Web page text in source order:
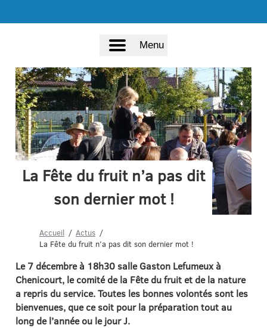
Menu
La Fête du fruit n’a pas dit
son dernier mot !
Accueil
Actus
La Fête du fruit n’a pas dit son dernier mot !
Le 7 décembre à 18h30 salle Gaston Lefumeux à
Chenicourt, le comité de la Fête du fruit et de la nature
a repris du service. Toutes les bonnes volontés sont les
bienvenues, que ce soit pour la préparation tout au
long de l’année ou le jour J.